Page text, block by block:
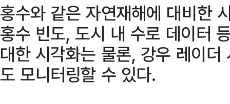
홍수와 같은 자연재해에 대비한
홍수 빈도, 도시 내 수로 데이터
대한 시각화는 물론, 강우 레이
도 모니터링할 수 있다.